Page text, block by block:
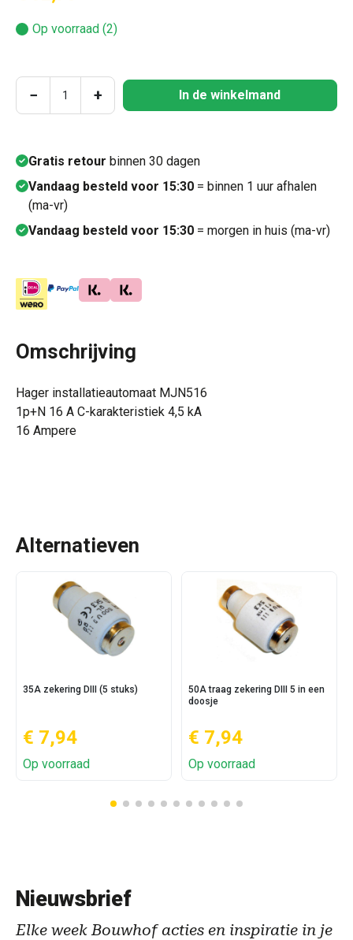
Op voorraad (2)
Producthoeveelheid: Voer de gewenste
− + In de winkelmand
Gratis retour binnen 30 dagen
Vandaag besteld voor 15:30 = binnen 1 uur afhalen
(ma-vr)
Vandaag besteld voor 15:30 = morgen in huis (ma-vr)
Omschrijving
Hager installatieautomaat MJN516
1p+N 16 A C-karakteristiek 4,5 kA
16 Ampere
Alternatieven
35A zekering DIII (5 stuks)
€ 7,94
Op voorraad
50A traag zekering DIII 5 in een
doosje
€ 7,94
Op voorraad
Nieuwsbrief
Elke week Bouwhof acties en inspiratie in je